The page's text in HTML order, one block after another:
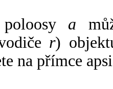
a
r)
na přímce